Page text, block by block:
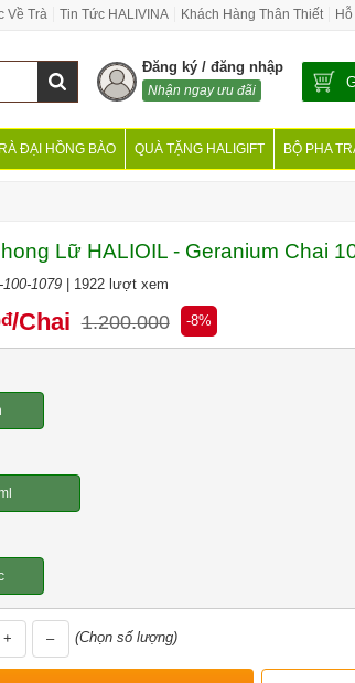
Về Trà Tin Tức HALIVINA Khách Hàng Thân Thiết
Đăng ký / đăng nhập
Nhận ngay ưu đãi
ĐẠI HỒNG BÀO QUÀ TẶNG HALIGIFT BỘ PHA
Lữ HALIOIL - Geranium Chai
100-1079| 1922 lượt xem
đ/Chai 1.200.000 -8%
+ – (Chọn số lượng)